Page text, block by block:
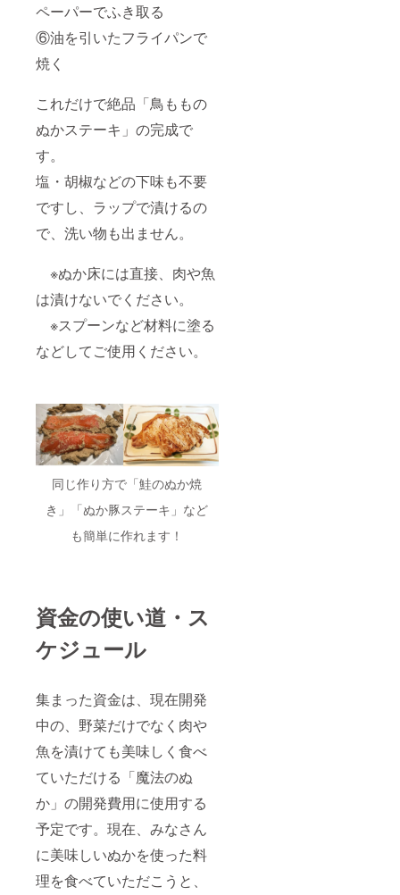
ペーパーでふき取る
⑥油を引いたフライパンで
焼く
これだけで絶品「鳥ももの
ぬかステーキ」の完成で
す。
塩・胡椒などの下味も不要
ですし、ラップで漬けるの
で、洗い物も出ません。
※ぬか床には直接、肉や魚
は漬けないでください。
※スプーンなど材料に塗る
などしてご使用ください。
同じ作り方で「鮭のぬか焼
き」「ぬか豚ステーキ」など
も簡単に作れます！
資金の使い道・ス
ケジュール
集まった資金は、現在開発
中の、野菜だけでなく肉や
魚を漬けても美味しく食べ
ていただける「魔法のぬ
か」の開発費用に使用する
予定です。現在、みなさん
に美味しいぬかを使った料
理を食べていただこうと、